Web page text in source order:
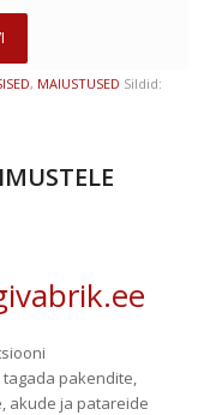
, MAIUSTUSED Sildid:
tagada pakendite,
akude ja patareide